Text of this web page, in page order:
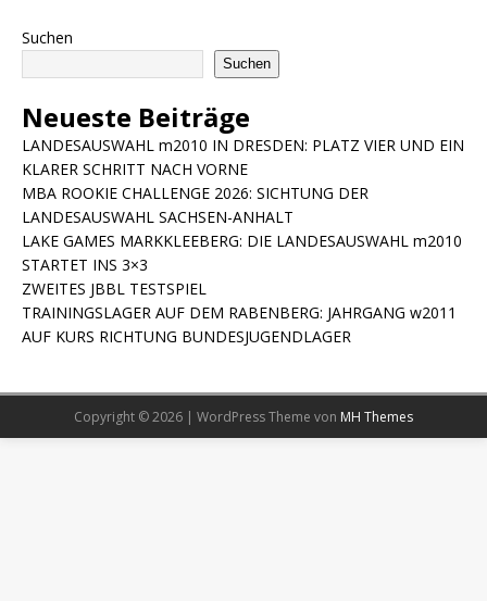
Suchen
Suchen
Neueste Beiträge
LANDESAUSWAHL m2010 IN DRESDEN: PLATZ VIER UND EIN
KLARER SCHRITT NACH VORNE
MBA ROOKIE CHALLENGE 2026: SICHTUNG DER
LANDESAUSWAHL SACHSEN-ANHALT
LAKE GAMES MARKKLEEBERG: DIE LANDESAUSWAHL m2010
STARTET INS 3×3
ZWEITES JBBL TESTSPIEL
TRAININGSLAGER AUF DEM RABENBERG: JAHRGANG w2011
AUF KURS RICHTUNG BUNDESJUGENDLAGER
Copyright © 2026 | WordPress Theme von MH Themes